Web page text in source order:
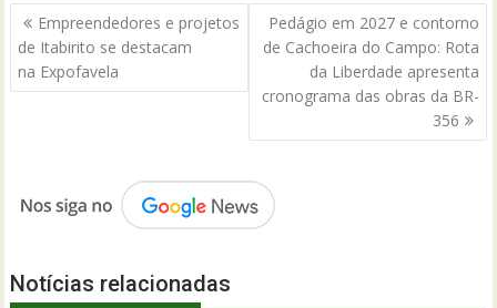
Navegação
de
Post
Empreendedores e projetos
de Itabirito se destacam
na Expofavela
Pedágio em 2027 e contorno
de Cachoeira do Campo: Rota
da Liberdade apresenta
cronograma das obras da BR-
356
Notícias relacionadas